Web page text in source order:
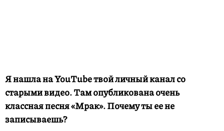
Я нашла на YouTube твой личный канал со
старыми видео. Там опубликована очень
классная песня «Мрак». Почему ты ее не
записываешь?